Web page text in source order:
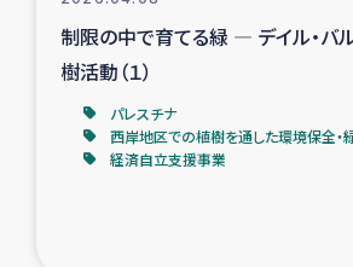
制限の中で育てる緑 ― デイル・バ
樹活動（１）
パレスチナ
西岸地区での植樹を通した環境保全・
経済自立支援事業